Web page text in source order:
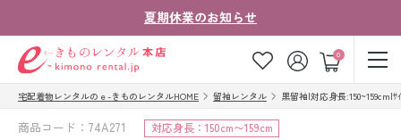
夏期休業のお知らせ
0
ゲスト
お気に入り ログイン カート
宅配着物レンタルのｅ-きものレンタルHOME 留袖レンタル 黒留袖|対応身長:150~159cm|ｻ
商品コード：74A271 対応身長：150cm〜159cm